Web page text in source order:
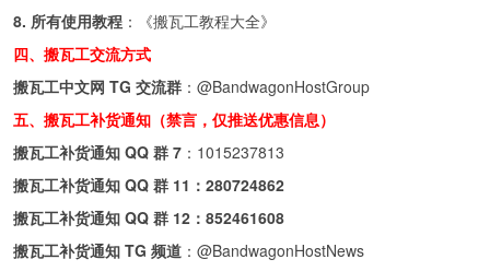
8. 所有使用教程 ：《搬瓦工教程大全》
四、搬瓦工交流方式
搬瓦工中文网 TG 交流群 ： @BandwagonHostGroup
五、搬瓦工补货通知（禁言，仅推送优惠信息）
搬瓦工补货通知 QQ 群 7 ： 1015237813
搬瓦工补货通知 QQ 群 11： 280724862
搬瓦工补货通知 QQ 群 12： 852461608
搬瓦工补货通知 TG 频道 ： @BandwagonHostNews